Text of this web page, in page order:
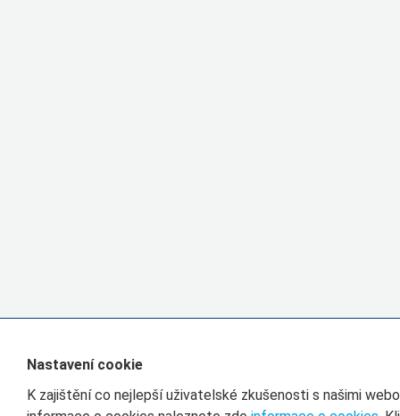
Nastavení cookie
K zajištění co nejlepší uživatelské zkušenosti s našimi